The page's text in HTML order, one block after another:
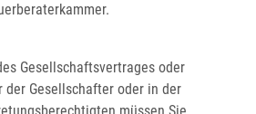
Gesellschaftsvertrages oder
der Gesellschafter oder in der